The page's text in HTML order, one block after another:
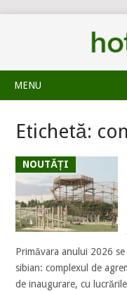
MENU
Etichetă:
NOUTĂȚI
Primăvara anului 2026
sibian: complexul de
de inaugurare, cu